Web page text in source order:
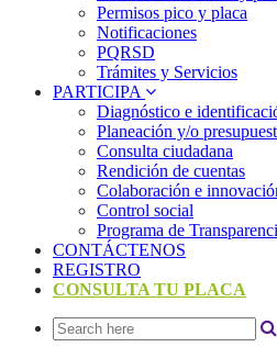
Permisos pico y placa
Notificaciones
PQRSD
Trámites y Servicios
PARTICIPA
Diagnóstico e
Planeación y/o
Consulta ciudadana
Rendición de cuentas
Colaboración e
Control social
Programa de
CONTÁCTENOS
REGISTRO
CONSULTA TU PLACA